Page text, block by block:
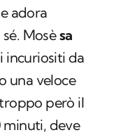
adora
Mosèsa
incuriositi da
una veloce
però il
minuti, deve